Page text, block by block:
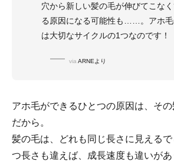
穴から新しい髪の毛が伸びてこな
る原因になる可能性も……。アホ毛
は大切なサイクルの1つなのです！
via ARNEより
アホ毛ができるひとつの原因は、そ
だから。
髪の毛は、どれも同じ長さに見える
つ長さも違えば、成長速度も違いがあ